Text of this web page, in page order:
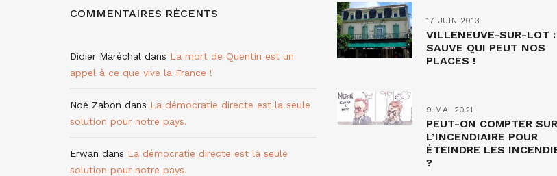
17 JUIN 2013
VILLENEUVE-SUR-LOT :
SAUVE QUI PEUT NOS
PLACES !
9 MAI 2021
PEUT-ON COMPTER SUR
L’INCENDIAIRE POUR
ÉTEINDRE LES
?
COMMENTAIRES RÉCENTS
Didier Maréchal dans La mort de Quentin est un
appel à ce que vive la France !
Noé Zabon dans La démocratie directe est la seule
solution pour notre pays.
Erwan dans La démocratie directe est la seule
solution pour notre pays.